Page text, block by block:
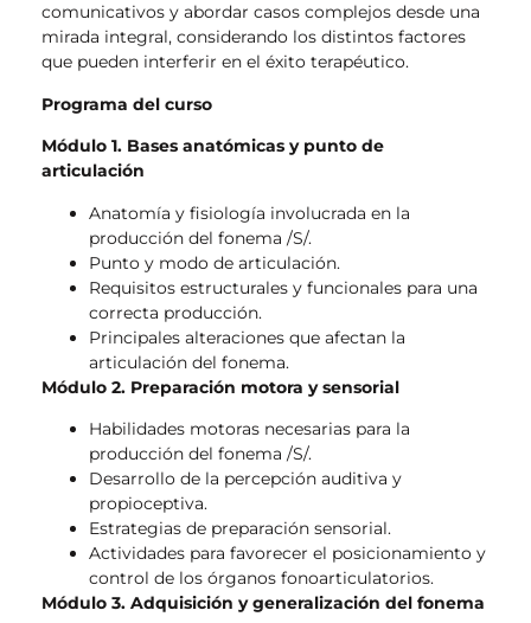
comunicativos y abordar casos complejos desde una
mirada integral, considerando los distintos factores
que pueden interferir en el éxito terapéutico.
Programa del curso
Módulo 1. Bases anatómicas y punto de
articulación
Anatomía y fisiología involucrada en la
producción del fonema /S/.
Punto y modo de articulación.
Requisitos estructurales y funcionales para una
correcta producción.
Principales alteraciones que afectan la
articulación del fonema.
Módulo 2. Preparación motora y sensorial
Habilidades motoras necesarias para la
producción del fonema /S/.
Desarrollo de la percepción auditiva y
propioceptiva.
Estrategias de preparación sensorial.
Actividades para favorecer el posicionamiento y
control de los órganos fonoarticulatorios.
Módulo 3. Adquisición y generalización del fonema